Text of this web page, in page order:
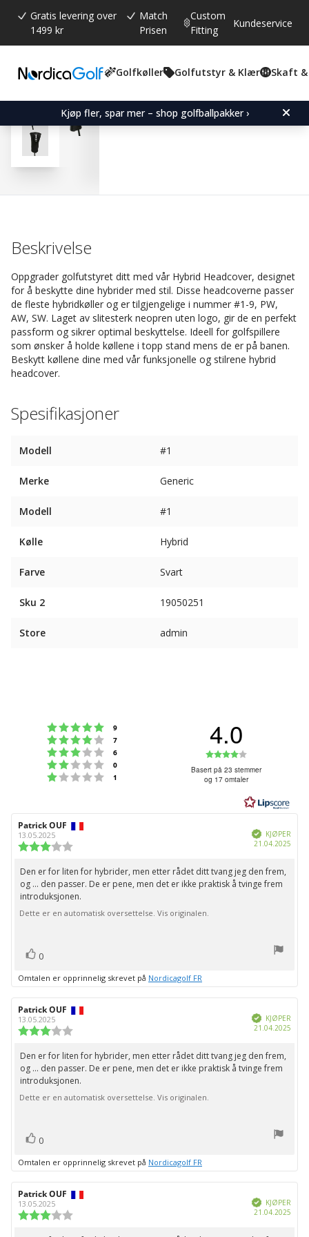
Gratis levering over
1499 kr
Match
Prisen
Custom
Fitting
Kundeservice
Golfkøller Golfutstyr & Klær Skaft &
Kjøp fler, spar mer – shop golfballpakker ›
Gjennomsnittskarakter:
4.0 (stemmer:
23)
Hybrid Headcover
Beskrivelse
Oppgrader golfutstyret ditt med vår Hybrid Headcover, designet
for å beskytte dine hybrider med stil. Disse headcoverne passer
de fleste hybridkøller og er tilgjengelige i nummer #1-9, PW,
AW, SW. Laget av slitesterk neopren uten logo, gir de en perfekt
passform og sikrer optimal beskyttelse. Ideell for golfspillere
som ønsker å holde køllene i topp stand mens de er på banen.
Beskytt køllene dine med vår funksjonelle og stilrene hybrid
headcover.
Spesifikasjoner
Modell #1
Merke Generic
Modell #1
Kølle Hybrid
Farve Svart
Sku 2 19050251
Store admin
Karakter: 5 av 5 mulige
9
Karakter: 4 av 5 mulige
7
Karakter: 3 av 5 mulige
6
Karakter: 2 av 5 mulige
0
Karakter: 1 av 5 mulige
1
4.0
4.0
av
5
Basert på 23 stemmer
og 17 omtaler
Forfatter:
Patrick OUF
13.05.2025
av
5
mulige
VerifisertKJØPER
21.04.2025
Omtaletekst:
Den er for liten for hybrider, men etter rådet ditt tvang jeg den frem,
og ... den passer. De er pene, men det er ikke praktisk å tvinge frem
introduksjonen.
Dette er en automatisk oversettelse. Vis originalen.
Liker
0
Omtalen er opprinnelig skrevet på Nordicagolf FR
Forfatter:
Patrick OUF
13.05.2025
av
5
mulige
VerifisertKJØPER
21.04.2025
Omtaletekst:
Den er for liten for hybrider, men etter rådet ditt tvang jeg den frem,
og ... den passer. De er pene, men det er ikke praktisk å tvinge frem
introduksjonen.
Dette er en automatisk oversettelse. Vis originalen.
Liker
0
Omtalen er opprinnelig skrevet på Nordicagolf FR
Forfatter:
Patrick OUF
13.05.2025 VerifisertKJØPER
21.04.2025